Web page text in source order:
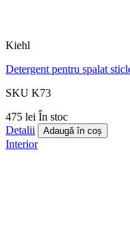
Kiehl
Detergent pentru spalat
SKU K73
475 lei În stoc
Detalii
Adaugă în coș
Interior